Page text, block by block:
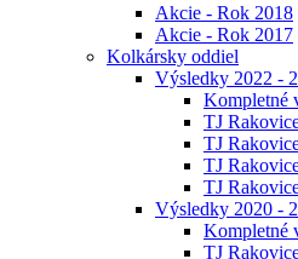
Akcie - Rok 2018
Akcie - Rok 2017
Kolkársky oddiel
Výsledky 2022 -
Kompletné
TJ
TJ
TJ
TJ
Výsledky 2020 -
Kompletné
TJ